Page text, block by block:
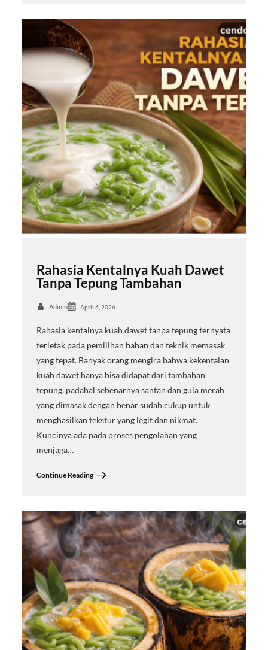
Rahasia Kentalnya Kuah Dawet
Tanpa Tepung Tambahan
Admin April 6, 2026
Rahasia kentalnya kuah dawet tanpa tepung ternyata
terletak pada pemilihan bahan dan teknik memasak
yang tepat. Banyak orang mengira bahwa kekentalan
kuah dawet hanya bisa didapat dari tambahan
tepung, padahal sebenarnya santan dan gula merah
yang dimasak dengan benar sudah cukup untuk
menghasilkan tekstur yang legit dan nikmat.
Kuncinya ada pada proses pengolahan yang
menjaga…
Continue Reading